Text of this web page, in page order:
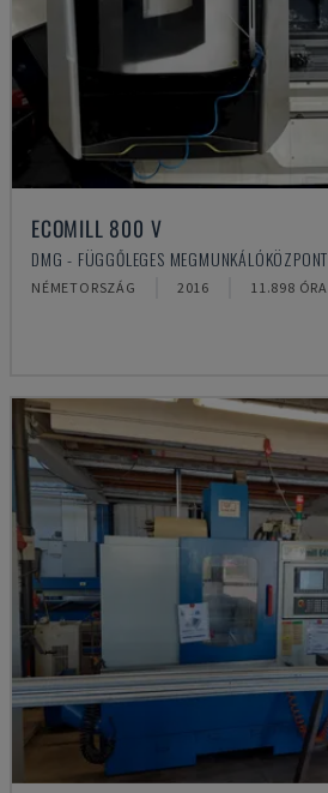
ECOMILL 800 V
DMG - FÜGGŐLEGES MEGMUNKÁLÓKÖZPONT
NÉMETORSZÁG 2016 11.898 ÓRA